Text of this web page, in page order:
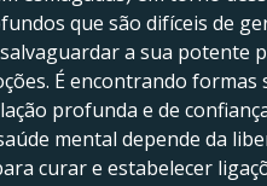
que são difíceis de
a sua potente
É encontrando formas
profunda e de
mental depende da
curar e estabelecer